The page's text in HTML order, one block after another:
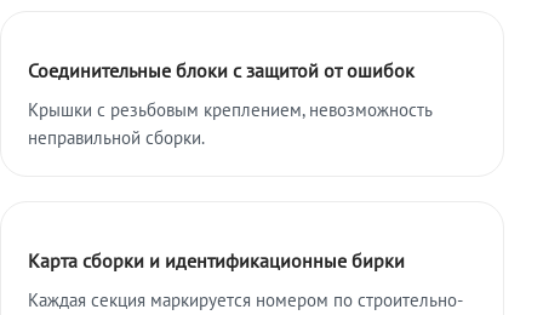
Соединительные блоки с защитой от ошибок
Крышки с резьбовым креплением, невозможность
неправильной сборки.
Карта сборки и идентификационные бирки
Каждая секция маркируется номером по строительно-